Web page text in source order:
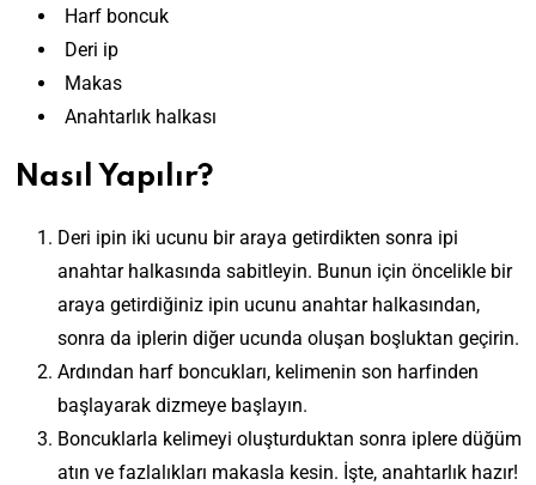
Harf boncuk
Deri ip
Makas
Anahtarlık halkası
Nasıl Yapılır?
Deri ipin iki ucunu bir araya getirdikten sonra ipi
anahtar halkasında sabitleyin. Bunun için öncelikle bir
araya getirdiğiniz ipin ucunu anahtar halkasından,
sonra da iplerin diğer ucunda oluşan boşluktan geçirin.
Ardından harf boncukları, kelimenin son harfinden
başlayarak dizmeye başlayın.
Boncuklarla kelimeyi oluşturduktan sonra iplere düğüm
atın ve fazlalıkları makasla kesin. İşte, anahtarlık hazır!